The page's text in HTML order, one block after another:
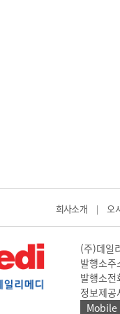
회사소개 | 오
(주)데일
발행소
발행소
정보제
Mobile